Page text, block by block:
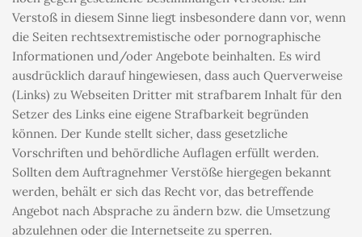
Verstoß in diesem Sinne liegt insbesondere dann vor, wenn
die Seiten rechtsextremistische oder pornographische
Informationen und/oder Angebote beinhalten. Es wird
ausdrücklich darauf hingewiesen, dass auch Querverweise
(Links) zu Webseiten Dritter mit strafbarem Inhalt für den
Setzer des Links eine eigene Strafbarkeit begründen
können. Der Kunde stellt sicher, dass gesetzliche
Vorschriften und behördliche Auflagen erfüllt werden.
Sollten dem Auftragnehmer Verstöße hiergegen bekannt
werden, behält er sich das Recht vor, das betreffende
Angebot nach Absprache zu ändern bzw. die Umsetzung
abzulehnen oder die Internetseite zu sperren.